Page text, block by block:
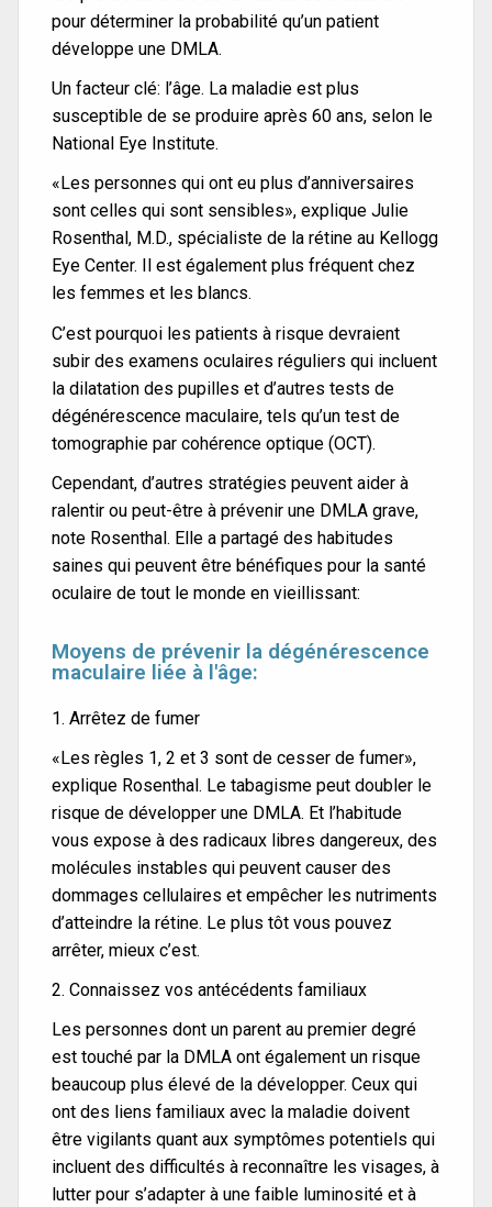
pour déterminer la probabilité qu’un patient
développe une DMLA.
Un facteur clé: l’âge. La maladie est plus
susceptible de se produire après 60 ans, selon le
National Eye Institute.
«Les personnes qui ont eu plus d’anniversaires
sont celles qui sont sensibles», explique Julie
Rosenthal, M.D., spécialiste de la rétine au Kellogg
Eye Center. Il est également plus fréquent chez
les femmes et les blancs.
C’est pourquoi les patients à risque devraient
subir des examens oculaires réguliers qui incluent
la dilatation des pupilles et d’autres tests de
dégénérescence maculaire, tels qu’un test de
tomographie par cohérence optique (OCT).
Cependant, d’autres stratégies peuvent aider à
ralentir ou peut-être à prévenir une DMLA grave,
note Rosenthal. Elle a partagé des habitudes
saines qui peuvent être bénéfiques pour la santé
oculaire de tout le monde en vieillissant:
Moyens de prévenir la dégénérescence
maculaire liée à l'âge:
1. Arrêtez de fumer
«Les règles 1, 2 et 3 sont de cesser de fumer»,
explique Rosenthal. Le tabagisme peut doubler le
risque de développer une DMLA. Et l’habitude
vous expose à des radicaux libres dangereux, des
molécules instables qui peuvent causer des
dommages cellulaires et empêcher les nutriments
d’atteindre la rétine. Le plus tôt vous pouvez
arrêter, mieux c’est.
2. Connaissez vos antécédents familiaux
Les personnes dont un parent au premier degré
est touché par la DMLA ont également un risque
beaucoup plus élevé de la développer. Ceux qui
ont des liens familiaux avec la maladie doivent
être vigilants quant aux symptômes potentiels qui
incluent des difficultés à reconnaître les visages, à
lutter pour s’adapter à une faible luminosité et à